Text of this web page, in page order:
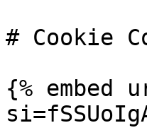
# Cookie
{% embed